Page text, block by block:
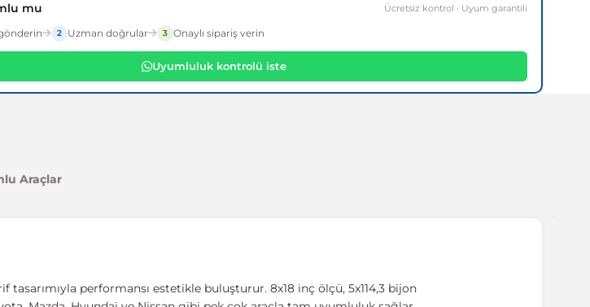
mu Ücretsiz kontrol · Uyum garantili
2 Uzman doğrular 3 Onaylı sipariş verin
Uyumluluk kontrolü iste
Araçlar
performansı estetikle buluşturur. 8x18 inç ölçü, 5x114,3 bijon